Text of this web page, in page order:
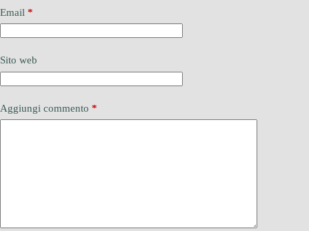
Email *
Sito web
Aggiungi commento *